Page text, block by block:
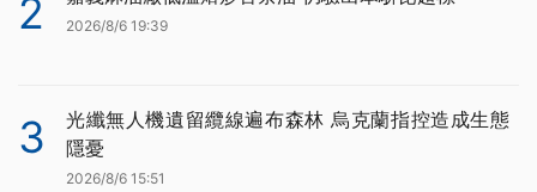
2 2026/8/6 19:39
3
光纖無人機遺留纜線遍布森林 烏克蘭指控造成生態
隱憂
2026/8/6 15:51